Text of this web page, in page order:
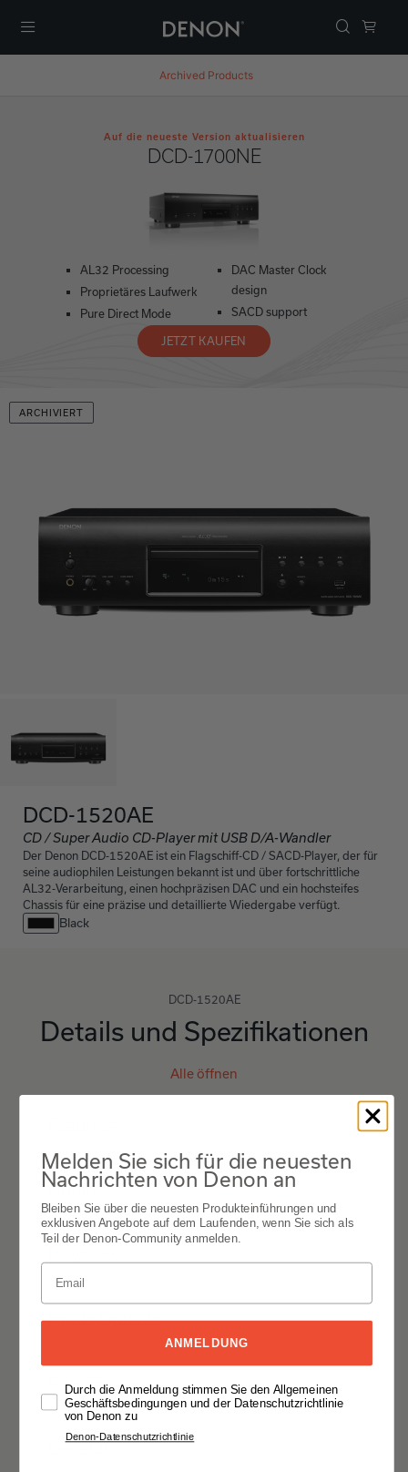
Archived Products
Auf die neueste Version aktualisieren
DCD-1700NE
AL32 Processing
Proprietäres Laufwerk
Pure Direct Mode
DAC Master Clock
design
SACD support
JETZT KAUFEN
ARCHIVIERT
DCD-1520AE
CD / Super Audio CD-Player mit USB D/A-Wandler
Der Denon DCD-1520AE ist ein Flagschiff-CD / SACD-Player, der für
seine audiophilen Leistungen bekannt ist und über fortschrittliche
AL32-Verarbeitung, einen hochpräzisen DAC und ein hochsteifes
Chassis für eine präzise und detaillierte Wiedergabe verfügt.
Black
DCD-1520AE
Details und Spezifikationen
Alle öffnen
Others
Inputs Outputs
Specifications
General
Melden Sie sich für die neuesten
Nachrichten von Denon an
Bleiben Sie über die neuesten Produkteinführungen und
exklusiven Angebote auf dem Laufenden, wenn Sie sich als
Teil der Denon-Community anmelden.
ANMELDUNG
Durch die Anmeldung stimmen Sie den Allgemeinen
Geschäftsbedingungen und der Datenschutzrichtlinie
von Denon zu
Denon-Datenschutzrichtlinie